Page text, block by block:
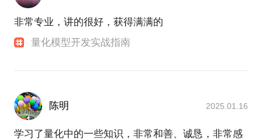
非常专业，讲的很好，获得满满的
量化模型开发实战指南
陈明 2025.01.16
学习了量化中的一些知识，非常和善、诚恳，非常感